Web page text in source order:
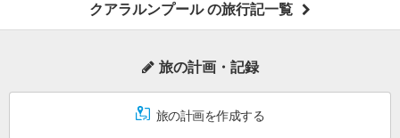
クアラルンプール の旅行記一覧
旅の計画・記録
旅の計画を作成する